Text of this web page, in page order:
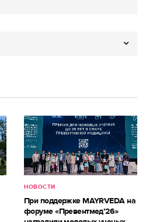
НОВОСТИ
При поддержке MAYRVEDA на
форуме «Превентмед’26»